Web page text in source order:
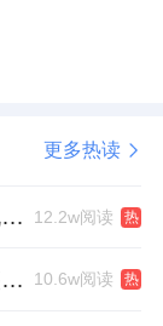
更多热读
家居卖场首单！居然之家24亿机构间REITs获深交所无异议函 12.2w阅读 热
金螳螂二季度新签单59亿，公装业务贡献逾八成 10.6w阅读 热